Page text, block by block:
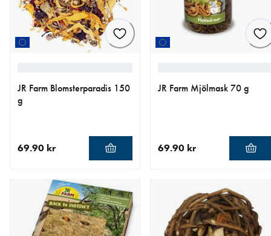
JR Farm Blomsterparadis 150
g
69.90 kr
JR Farm Mjölmask 70 g
69.90 kr